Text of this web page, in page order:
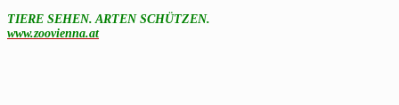
TIERE SEHEN. ARTEN SCHÜTZEN.
www.zoovienna.at